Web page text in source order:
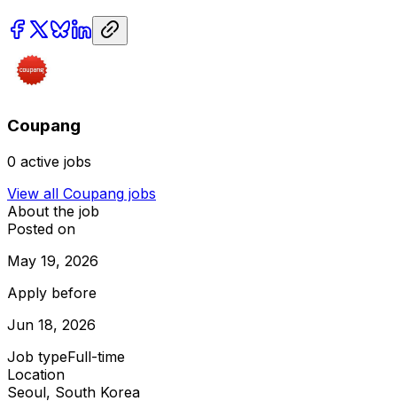
Coupang
0 active jobs
View all Coupang jobs
About the job
Posted on
May 19, 2026
Apply before
Jun 18, 2026
Job typeFull-time
Location
Seoul, South Korea